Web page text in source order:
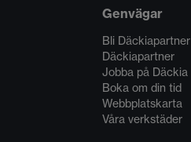
Genvägar
Bli Däckiapartner
Däckiapartner
Jobba på Däckia
Boka om din tid
Webbplatskarta
Våra verkstäder